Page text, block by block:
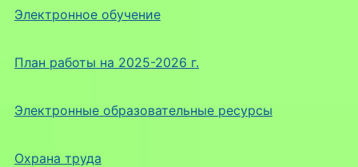
Электронное обучение
План работы на 2025-2026 г.
Электронные образовательные ресурсы
Охрана труда